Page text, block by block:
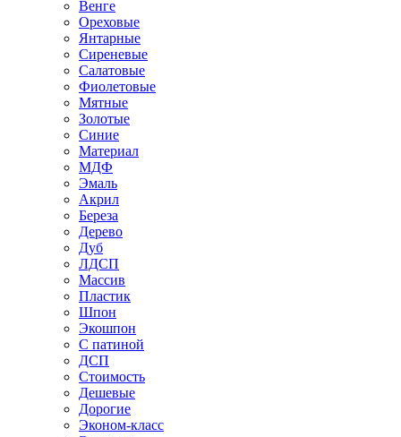
Венге
Ореховые
Янтарные
Сиреневые
Салатовые
Фиолетовые
Мятные
Золотые
Синие
Материал
МДФ
Эмаль
Акрил
Береза
Дерево
Дуб
ЛДСП
Массив
Пластик
Шпон
Экошпон
С патиной
ДСП
Стоимость
Дешевые
Дорогие
Эконом-класс